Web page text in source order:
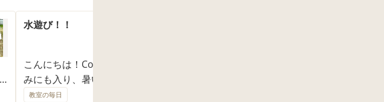
水遊び！！
こんにちは！CoCoLoです。 夏休
みにも入り、暑い日が続きます
ね。 そこでCoCoLoの駐車場で水
教室の毎日